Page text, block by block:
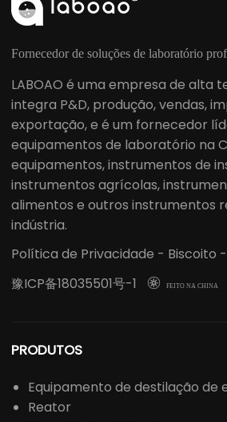
Fornecedor de soluções de laboratório
LABOAO é uma empresa de alta
integra P&D, produção, vendas,
exportação, e é um fornecedor
equipamentos de laboratório na
equipamentos, instrumentos de
instrumentos agrícolas,
alimentos e outros instrumentos
indústria.
Política de Privacidade - Biscoito -
豫ICP备18035501号-1
 FEITO NA CHINA
PRODUTOS
Equipamento de destilação de
Reator